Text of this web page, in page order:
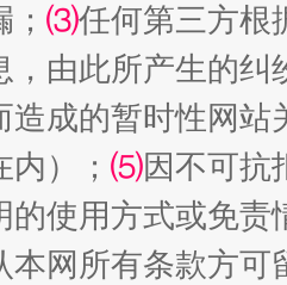
判无期 从幼
⑶任何第三方根
，由此所产生的纠
造成的暂时性网
）； ⑸因不可抗
的使用方式或免责
本网所有条款方